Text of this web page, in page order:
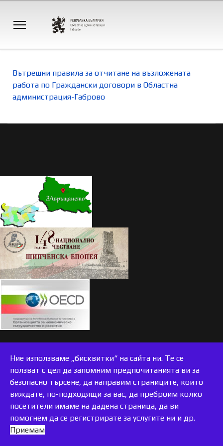
Вътрешни правила за отчитане на възложената
работа по Граждански договори в Областна
администрация-Габрово
Ние използваме „бисквитки“ на сайта ни. Те се
ползват с цел да запомним предпочитанията ви за
безопасно търсене, да направим страниците, които
виждате, по-подходящи за вас, да преброим колко
посетители имаме на дадена страница, да ви
помогнем да се регистрирате за услугите ни и др.
Приемам
accessible